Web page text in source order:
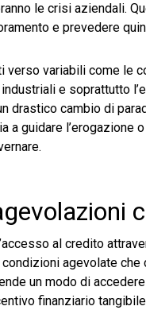
le crisi aziendali.
e prevedere
variabili come le
e soprattutto
drastico cambio di
a guidare
al credito
agevolate
un modo di
finanziario